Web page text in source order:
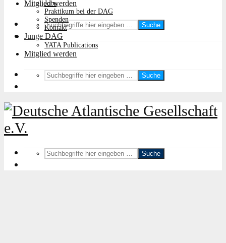
Mitglied werden
Suche
Jobs
Praktikum bei der DAG
Spenden
Kontakt
Junge DAG
YATA Publications
Mitglied werden
Suche
Suche